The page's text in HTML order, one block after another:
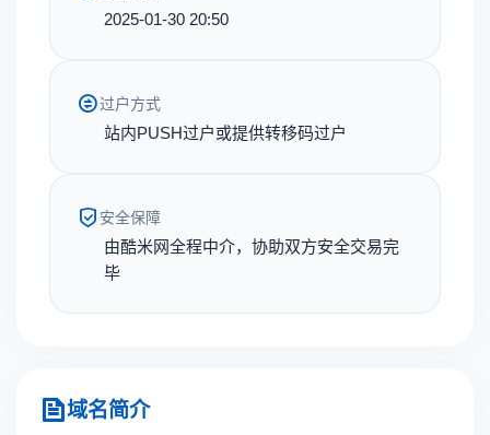
2025-01-30 20:50
过户方式
站内PUSH过户或提供转移码过户
安全保障
由酷米网全程中介，协助双方安全交易完
毕
域名简介